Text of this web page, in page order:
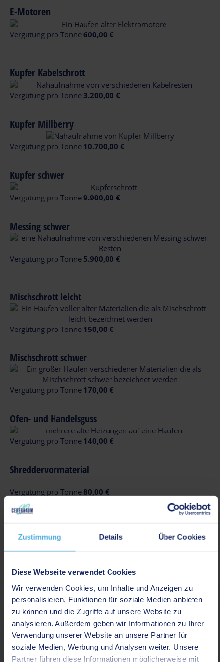
Zustimmung Details Über Cookies
Diese Webseite verwendet Cookies
Wir verwenden Cookies, um Inhalte und Anzeigen zu
personalisieren, Funktionen für soziale Medien anbieten
zu können und die Zugriffe auf unsere Website zu
analysieren. Außerdem geben wir Informationen zu Ihrer
Verwendung unserer Website an unsere Partner für
soziale Medien, Werbung und Analysen weiter. Unsere
Partner führen diese Informationen möglicherweise mit
E-Motoren
Vergütung pro Tonne 600,00 €
Kupfer Kabelschrott
Vergütung pro Tonne 3.200,00 €
Kupfer Millberry
Vergütung pro Tonne 10.700,00 €
Kupfer schwer
Vergütung pro Tonne 9.900,00 €
Messing schwer
Vergütung pro Tonne 5.900,00 €
Mischschrott leicht
Vergütung pro Tonne 150,00 €
Mischschrott schwer
Vergütung pro Tonne 170,00 €
Ofen- und Handelsguss
Vergütung pro Tonne 140,00 €
Shreddervormaterial
Vergütung pro Tonne 80,00 €
Vergütung pro Tonne
Dein Rohstoff war nicht dabei?
Kontaktiere uns!
Falls du dich für Sorten interessierst, die hier nicht gelistet
sind, melde dich gerne direkt bei uns. Wir zahlen für alle
Sorten und Mengen tagesaktuelle Höchstpreise.